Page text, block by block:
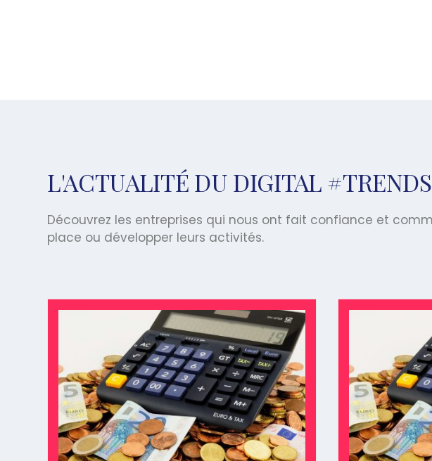
L'ACTUALITÉ DU DIGITAL #TRENDS
Découvrez les entreprises qui nous ont fait confiance et
place ou développer leurs activités.